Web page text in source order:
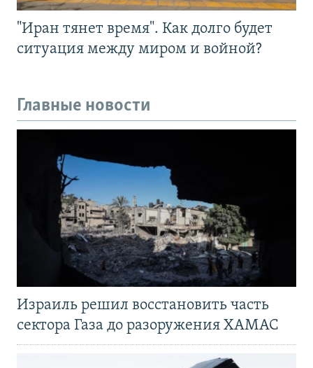
"Иран тянет время". Как долго будет
ситуация между миром и войной?
Главные новости
Израиль решил восстановить часть
сектора Газа до разоружения ХАМАС